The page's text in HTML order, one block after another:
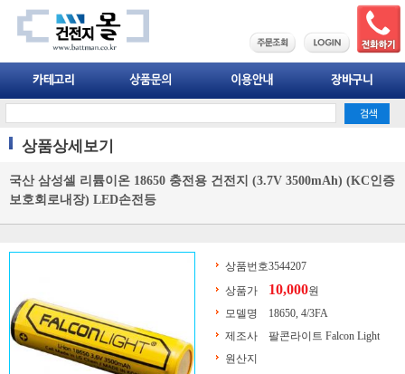
상품상세보기
국산 삼성셀 리튬이온 18650 충전용 건전지 (3.7V 3500mAh) (KC인증
보호회로내장) LED손전등
상품번호3544207
상품가
10,000원
모델명
18650, 4/3FA
제조사
팔콘라이트 Falcon Light
원산지